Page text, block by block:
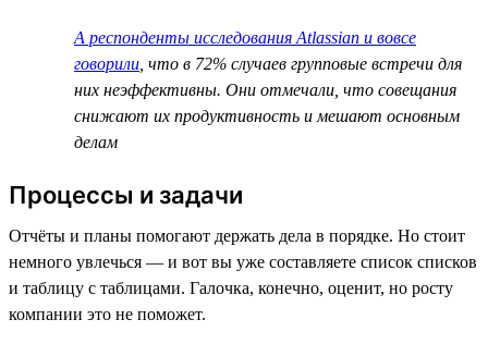
А респонденты исследования Atlassian и вовсе
говорили , что в 72% случаев групповые встречи для
них неэффективны. Они отмечали, что совещания
снижают их продуктивность и мешают основным
делам
Процессы и задачи
Отчёты и планы помогают держать дела в порядке. Но стоит
немного увлечься — и вот вы уже составляете список списков
и таблицу с таблицами. Галочка, конечно, оценит, но росту
компании это не поможет.